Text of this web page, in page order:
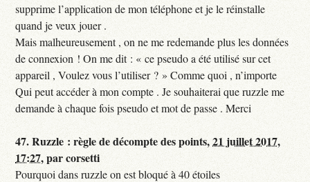
supprime l’application de mon téléphone et je le réinstalle
quand je veux jouer .
Mais malheureusement , on ne me redemande plus les données
de connexion ! On me dit : « ce pseudo a été utilisé sur cet
appareil , Voulez vous l’utiliser ? » Comme quoi , n’importe
Qui peut accéder à mon compte . Je souhaiterai que ruzzle me
demande à chaque fois pseudo et mot de passe . Merci
47.Ruzzle : règle de décompte des points,21 juillet 2017,
17:27,parcorsetti
Pourquoi dans ruzzle on est bloqué à 40 étoiles